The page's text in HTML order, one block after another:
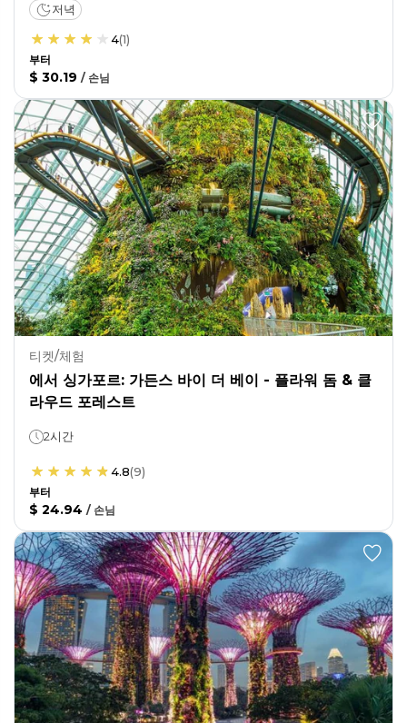
저녁
4(1)
부터
$ 30.19 / 손님
티켓/체험
에서 싱가포르: 가든스 바이 더 베이 - 플라워 돔 & 클
라우드 포레스트
2시간
4.8(9)
부터
$ 24.94 / 손님